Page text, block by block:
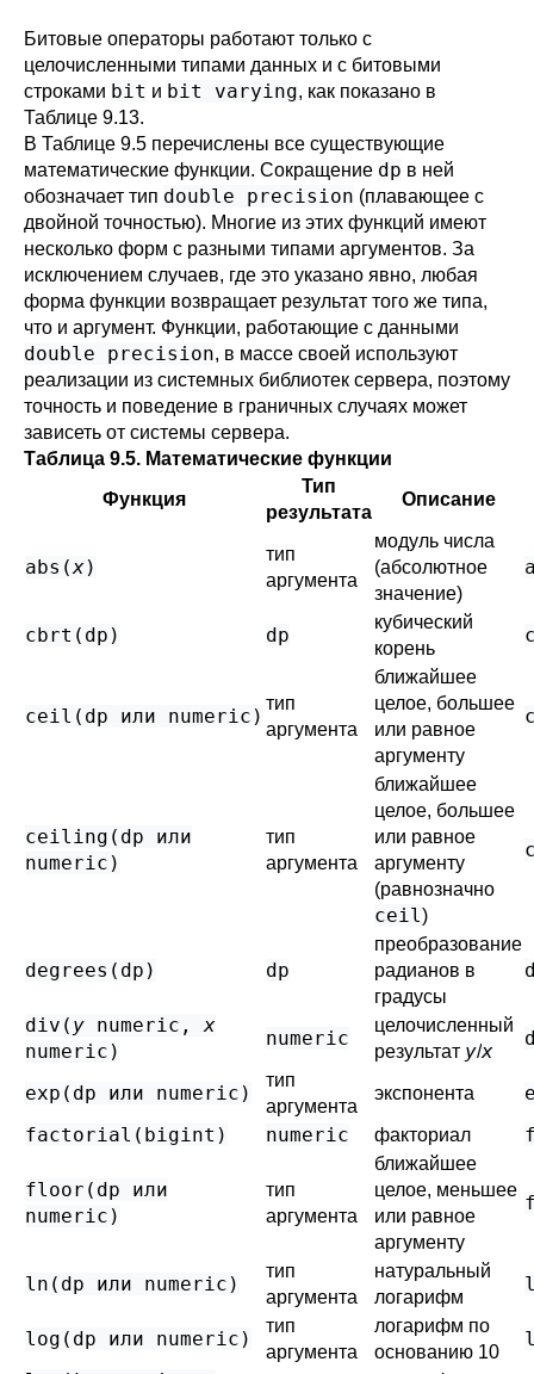
Битовые операторы работают только с
целочисленными типами данных и с битовыми
строками bit и bit varying, как показано в
Таблице 9.13.
В Таблице 9.5 перечислены все существующие
математические функции. Сокращение dp в ней
обозначает тип double precision (плавающее с
двойной точностью). Многие из этих функций имеют
несколько форм с разными типами аргументов. За
исключением случаев, где это указано явно, любая
форма функции возвращает результат того же типа,
что и аргумент. Функции, работающие с данными
double precision, в массе своей используют
реализации из системных библиотек сервера, поэтому
точность и поведение в граничных случаях может
зависеть от системы сервера.
Таблица 9.5. Математические функции
Функция
Тип
результата
Описание
abs(x)
тип
аргумента
модуль числа
(абсолютное
значение)
cbrt( dp ) dp
кубический
корень
ceil( dp или numeric )
тип
аргумента
ближайшее
целое, большее
или равное
аргументу
ceiling( dp или
numeric )
тип
аргумента
ближайшее
целое, большее
или равное
аргументу
(равнозначно
ceil)
degrees( dp ) dp
преобразование
радианов в
градусы
div( y numeric ,x
numeric )
numeric
целочисленный
результат y/x
exp( dp или numeric )
тип
аргумента
экспонента
factorial( bigint ) numeric факториал
floor( dp или
numeric )
тип
аргумента
ближайшее
целое, меньшее
или равное
аргументу
ln( dp или numeric )
тип
аргумента
натуральный
логарифм
log( dp или numeric )
тип
аргумента
логарифм по
основанию 10